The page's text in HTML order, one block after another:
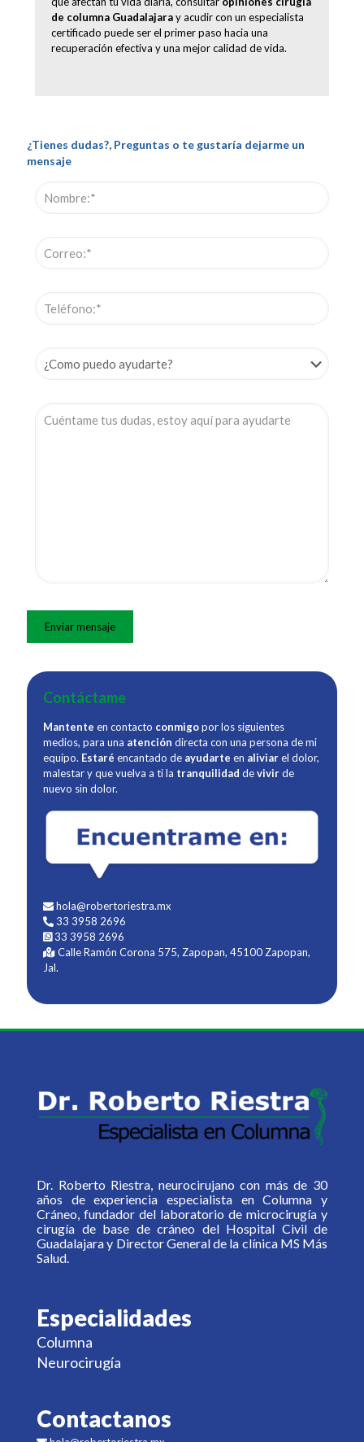
de columna Guadalajaray acudir con un especialista
certificado puede ser el primer paso hacia una
recuperación efectiva y una mejor calidad de vida.
¿Tienes dudas?, Preguntas o te gustaría dejarme un
mensaje
Contáctame
Mantente en contacto conmigopor los siguientes
medios, para una atención directa con una persona de mi
equipo. Estaré encantado de ayudarte en aliviarel dolor,
malestar y que vuelva a ti la tranquilidad devivirde
nuevo sin dolor.
hola@robertoriestra.mx
33 3958 2696
33 3958 2696
Calle Ramón Corona 575, Zapopan, 45100 Zapopan,
Jal.
Dr. Roberto Riestra, neurocirujano con más de 30
años de experiencia especialista en Columna y
Cráneo, fundador del laboratorio de microcirugía y
cirugía de base de cráneo del Hospital Civil de
Guadalajara y Director General de la clínica MS Más
Salud.
Especialidades
Columna
Neurocirugía
Contactanos